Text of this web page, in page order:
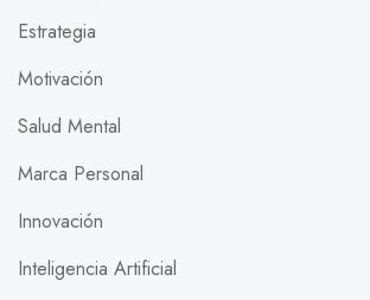
Estrategia
Motivación
Salud Mental
Marca Personal
Innovación
Inteligencia Artificial